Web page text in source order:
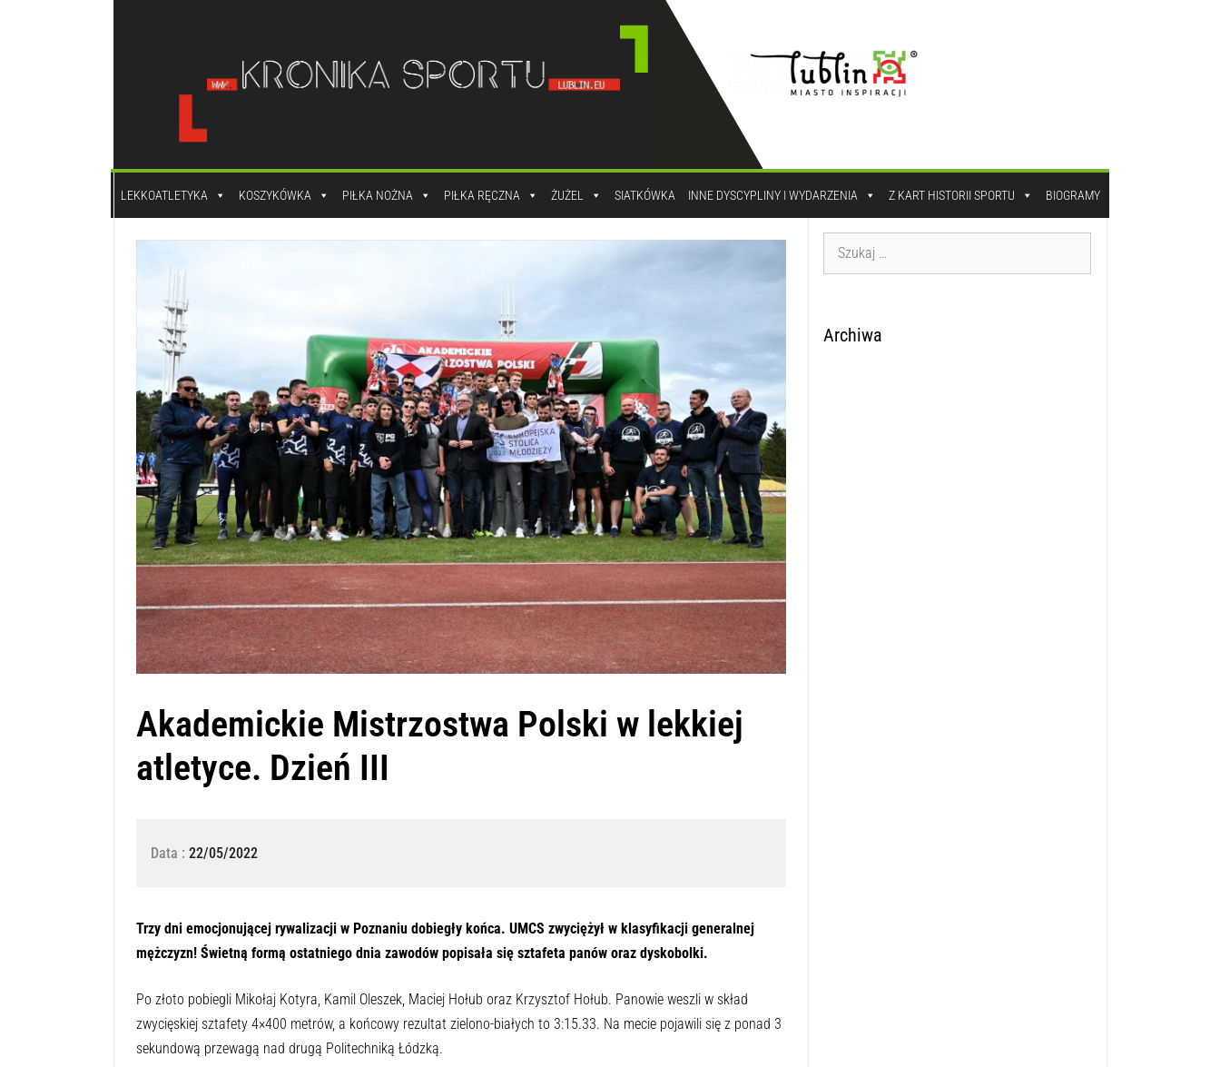
LEKKOATLETYKA KOSZYKÓWKA PIŁKA NOŻNA PIŁKA RĘCZNA ŻUŻEL SIATKÓWKA INNE DYSCYPLINY I WYDARZENIA Z KART HISTORII SPORTU BIOGRAMY
Akademickie Mistrzostwa Polski w lekkiej
atletyce. Dzień III
Data : 22/05/2022
Trzy dni emocjonującej rywalizacji w Poznaniu dobiegły końca. UMCS zwyciężył w klasyfikacji generalnej
mężczyzn! Świetną formą ostatniego dnia zawodów popisała się sztafeta panów oraz dyskobolki.
Po złoto pobiegli Mikołaj Kotyra, Kamil Oleszek, Maciej Hołub oraz Krzysztof Hołub. Panowie weszli w skład
zwycięskiej sztafety 4×400 metrów, a końcowy rezultat zielono-białych to 3:15.33. Na mecie pojawili się z ponad 3
sekundową przewagą nad drugą Politechniką Łódzką.
Archiwa